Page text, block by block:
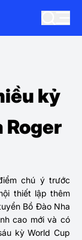
kỷ
Roger
chú ý trước
thiết lập thêm
Bồ Đào Nha
cao mới và có
kỳ World Cup